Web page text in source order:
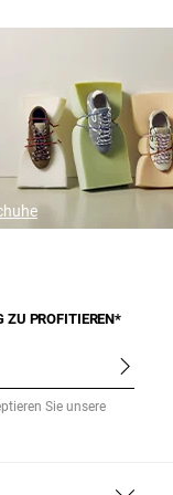
ZU PROFITIEREN*
Sie unsere